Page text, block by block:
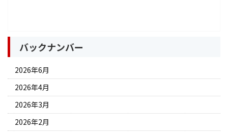
バックナンバー
2026年6月
2026年4月
2026年3月
2026年2月